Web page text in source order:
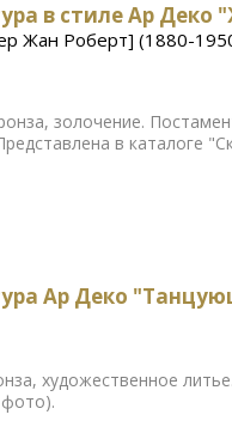
в стиле Ар
Жан Роберт] (1880-
золочение.
в каталоге
Ар Деко
художественное